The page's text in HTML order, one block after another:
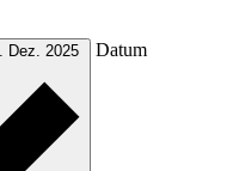
Dez. 2025 Datum